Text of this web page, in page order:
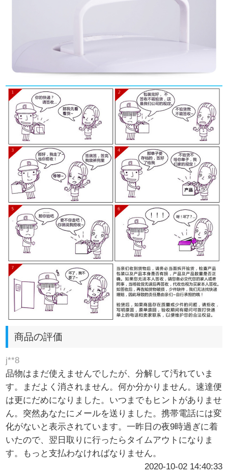
商品の評価
j**8
品物はまだ使えませんでしたが、分解して汚れていま
す。まだよく消されません。何か分かりません。速達便
は更にだめになりました。いつまでもヒントがありませ
ん。突然あなたにメールを送りました。携帯電話には変
化がないと表示されています。一昨日の夜9時過ぎに着
いたので、翌日取りに行ったらタイムアウトになりま
す。もっと支払わなければなりません。
2020-10-02 14:40:33